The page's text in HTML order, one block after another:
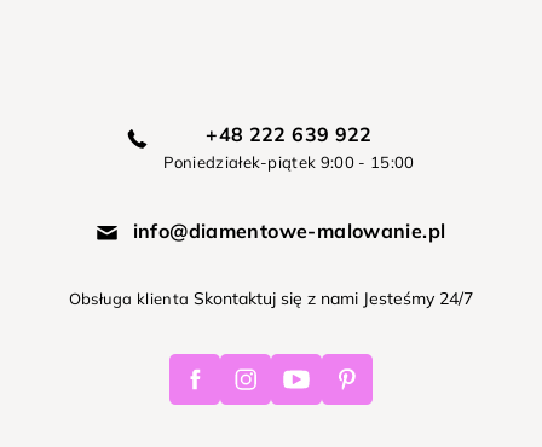
+48 222 639 922
Poniedziałek-piątek 9:00 - 15:00
info@diamentowe-malowanie.pl
Obsługa klienta Skontaktuj się z nami Jesteśmy 24/7
FacebookInstagramYoutube Pinterest